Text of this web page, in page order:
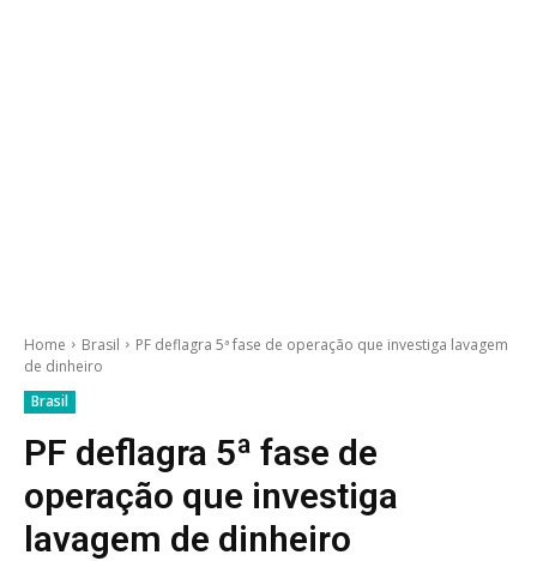
Home Brasil
PF deflagra 5ª fase de operação que investiga lavagem
de dinheiro
Brasil
PF deflagra 5ª fase de
operação que investiga
lavagem de dinheiro